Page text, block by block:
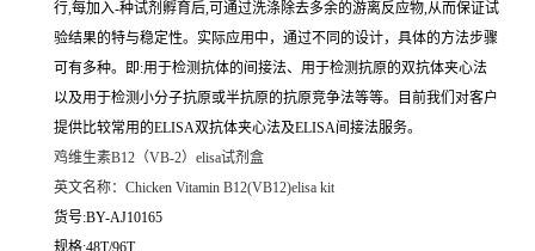
行,每加入-种试剂孵育后,可通过洗涤除去多余的游离反应物,从而保证试
验结果的特与稳定性。实际应用中，通过不同的设计，具体的方法步骤
可有多种。即:用于检测抗体的间接法、用于检测抗原的双抗体夹心法
以及用于检测小分子抗原或半抗原的抗原竞争法等等。目前我们对客户
提供比较常用的ELISA双抗体夹心法及ELISA间接法服务。
鸡维生素B12（VB-2）elisa试剂盒
英文名称： Chicken Vitamin B12(VB12)elisa kit
货号:BY-AJ10165